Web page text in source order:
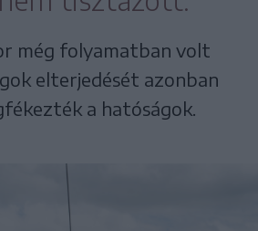
még folyamatban volt
elterjedését azonban
a hatóságok.